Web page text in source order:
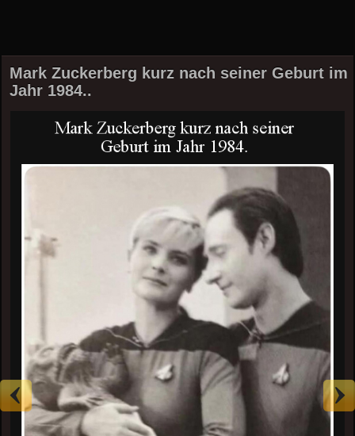
Mark Zuckerberg kurz nach seiner Geburt im
Jahr 1984..